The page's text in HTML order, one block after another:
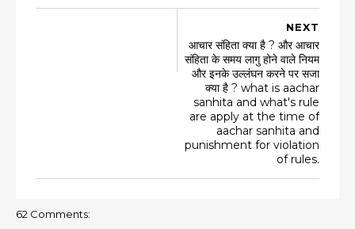
NEXT
आचार संहिता क्या है ? और आचार
संहिता के समय लागु होने वाले नियम
और इनके उल्लंघन करने पर सजा
क्या है ? what is aachar
sanhita and what's rule
are apply at the time of
aachar sanhita and
punishment for violation
of rules.
62 Comments: